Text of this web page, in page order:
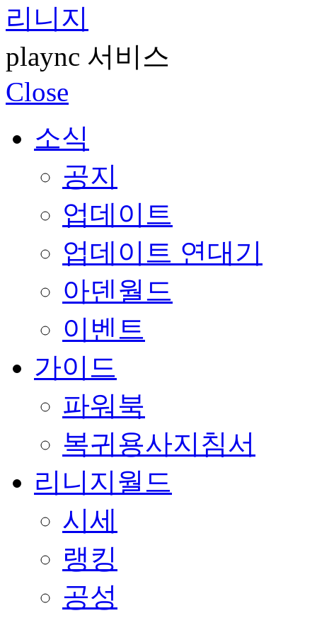
리니지
plaync 서비스
Close
소식
공지
업데이트
업데이트 연대기
아덴월드
이벤트
가이드
파워북
복귀용사지침서
리니지월드
시세
랭킹
공성